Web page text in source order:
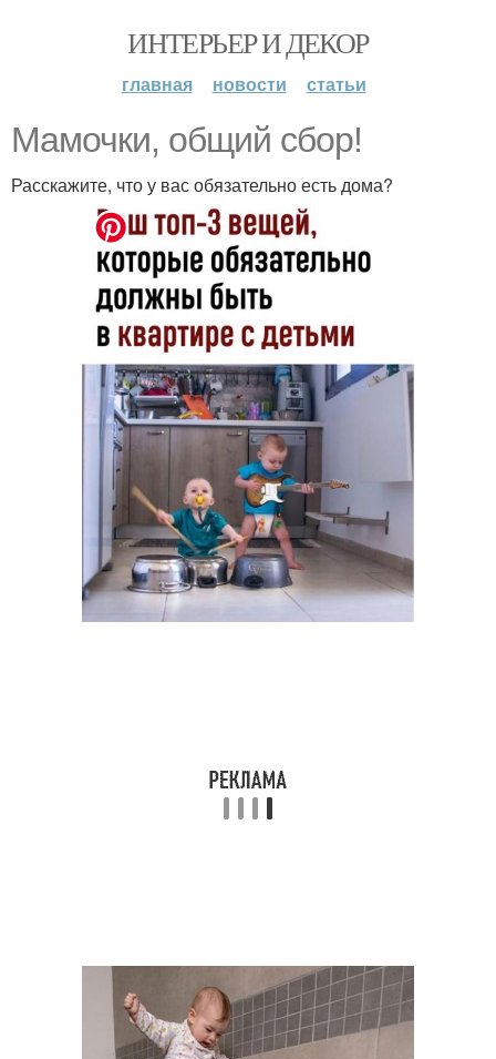
ИНТЕРЬЕР И ДЕКОР
главная новости статьи
Мамочки, общий сбор!
Расскажите, что у вас обязательно есть дома?